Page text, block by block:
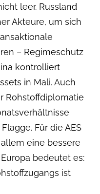
leer. Russland
Akteure, um sich
– Regimeschutz
kontrolliert
in Mali. Auch
Rohstoffdiplomatie
Für die AES
eine bessere
bedeutet es:
ist